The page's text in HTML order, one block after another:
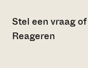
Stel een vraag
Reageren